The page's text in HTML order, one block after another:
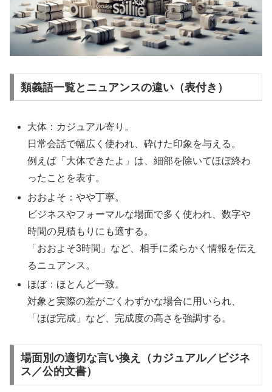
類義語一覧とニュアンスの違い（表付き）
大体：カジュアル寄り。
日常会話で幅広く使われ、砕けた印象を与える。
例えば「大体できたよ」は、細部を除いてほぼ終わ
ったことを表す。
おおよそ：やや丁寧。
ビジネスやフォーマルな場面で多く使われ、数字や
時間の見積もりにも適する。
「おおよそ3時間」など、相手に柔らかく情報を伝え
るニュアンス。
ほぼ：ほとんど一致。
対象と実際の差がごくわずかな場合に用いられ、
「ほぼ完成」など、完成度の高さを強調する。
場面別の適切な言い換え（カジュアル／ビジネ
ス／公的文書）